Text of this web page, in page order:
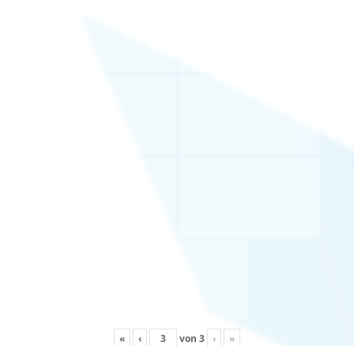
« ‹ von 3 › »